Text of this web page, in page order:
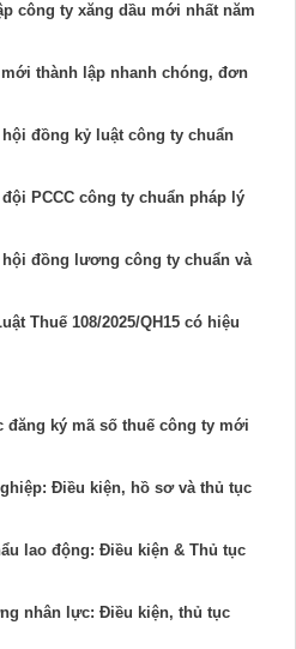
công ty xăng dầu mới nhất năm
thành lập nhanh chóng, đơn
đồng kỷ luật công ty chuẩn
PCCC công ty chuẩn pháp lý
đồng lương công ty chuẩn và
Thuế 108/2025/QH15 có hiệu
đăng ký mã số thuế công ty mới
Điều kiện, hồ sơ và thủ tục
lao động: Điều kiện & Thủ tục
nhân lực​: Điều kiện, thủ tục